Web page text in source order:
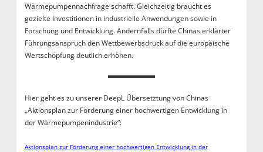
Wärmepumpennachfrage schafft. Gleichzeitig braucht es
gezielte Investitionen in industrielle Anwendungen sowie in
Forschung und Entwicklung. Andernfalls dürfte Chinas erklärter
Führungsanspruch den Wettbewerbsdruck auf die europäische
Wertschöpfung deutlich erhöhen.
Hier geht es zu unserer DeepL Übersetztung von Chinas
„Aktionsplan zur Förderung einer hochwertigen Entwicklung in
der Wärmepumpenindustrie“:
Aktionsplan zur Förderung einer hochwertigen Entwicklung in der